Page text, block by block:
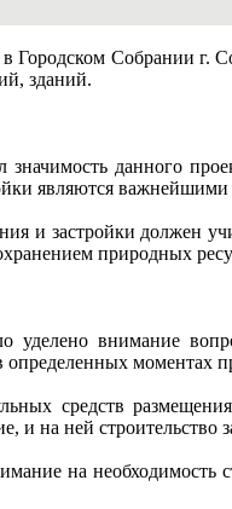
Городском Собрании г.
зданий.
значимость данного
являются
и застройки должен
природных
уделено внимание
определенных моментах
средств
и на ней
на необходимость